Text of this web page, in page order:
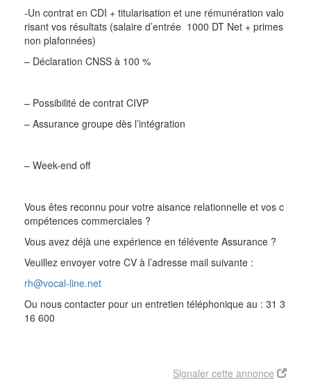
-Un contrat en CDI + titularisation et une rémunération valo
risant vos résultats (salaire d’entrée 1000 DT Net + primes
non plafonnées)
– Déclaration CNSS à 100 %
– Possibilité de contrat CIVP
– Assurance groupe dès l’intégration
– Week-end off
Vous êtes reconnu pour votre aisance relationnelle et vos c
ompétences commerciales ?
Vous avez déjà une expérience en télévente Assurance ?
Veuillez envoyer votre CV à l’adresse mail suivante :
rh@vocal-line.net
Ou nous contacter pour un entretien téléphonique au : 31 3
16 600
Signaler cette annonce